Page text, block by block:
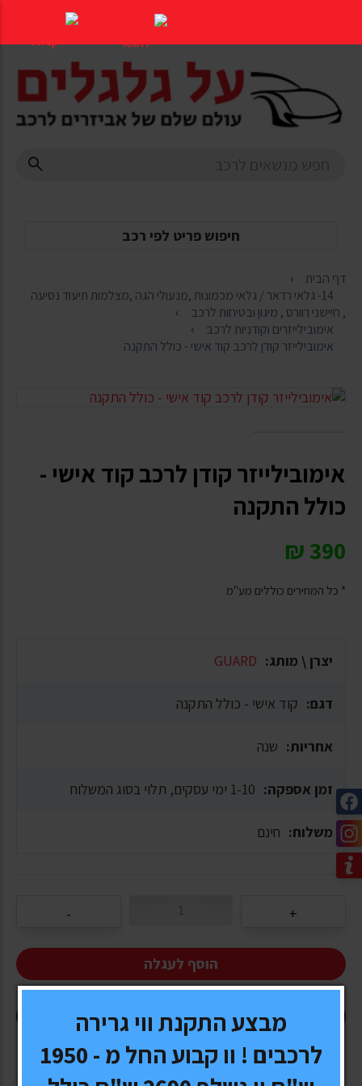
העמוד
חיפוש פריט לפי רכב
דף הבית
14- גלאי רדאר / גלאי מכמונות ,מנעולי הגה ,מצלמות תיעוד נסיעה
, חיישני רוורס , מיגון ובטיחות לרכב
אימובילייזרים וקודניות לרכב
אימובילייזר קודן לרכב קוד אישי - כולל התקנה
אימובילייזר קודן לרכב קוד אישי -
כולל התקנה
390
₪
* כל המחירים כוללים מע"מ
יצרן \ מותג: GUARD
דגם: קוד אישי - כולל התקנה
אחריות: שנה
זמן אספקה: 1-10 ימי עסקים, תלוי בסוג המשלוח
משלוח: חינם
הוסף לעגלה
קנה עכשיו
מבצע התקנת ווי גרירה
לרכבים ! וו קבוע החל מ - 1950